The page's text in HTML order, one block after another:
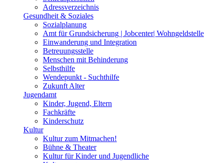
Adressverzeichnis
Gesundheit & Soziales
Sozialplanung
Amt für Grundsicherung | Jobcenter| Wohngeldstelle
Einwanderung und Integration
Betreuungsstelle
Menschen mit Behinderung
Selbsthilfe
Wendepunkt - Suchthilfe
Zukunft Alter
Jugendamt
Kinder, Jugend, Eltern
Fachkräfte
Kinderschutz
Kultur
Kultur zum Mitmachen!
Bühne & Theater
Kultur für Kinder und Jugendliche